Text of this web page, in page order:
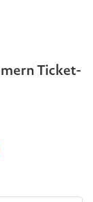
Ticket-